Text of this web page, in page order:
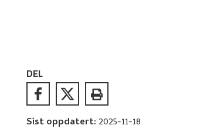
DEL
Sist oppdatert: 2025-11-18